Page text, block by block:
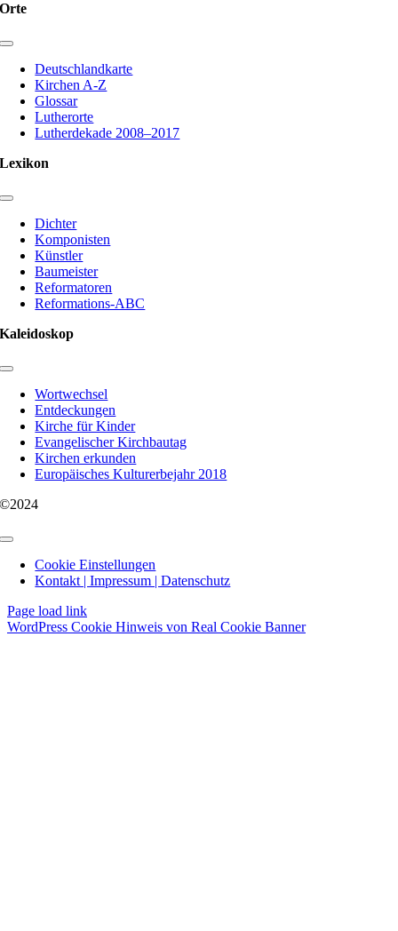
Orte
Toggle
NavigationDeutschlandkarte
Kirchen A-Z
Glossar
Lutherorte
Lutherdekade 2008–2017
Lexikon
Toggle
Navigation
Dichter
Komponisten
Künstler
Baumeister
Reformatoren
Reformations-ABC
Kaleidoskop
Toggle
NavigationWortwechsel
Entdeckungen
Kirche für Kinder
Evangelischer Kirchbautag
Kirchen erkunden
Europäisches Kulturerbejahr 2018
©2024
Toggle
NavigationCookie Einstellungen
Kontakt | Impressum | Datenschutz
Page load link
WordPress Cookie Hinweis von Real Cookie Banner